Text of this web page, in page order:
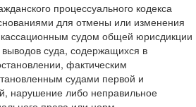
процессуального кодекса
для отмены или изменения
судом общей юрисдикции
выводов суда, содержащихся в
фактическим
судами первой и
нарушение либо неправильное